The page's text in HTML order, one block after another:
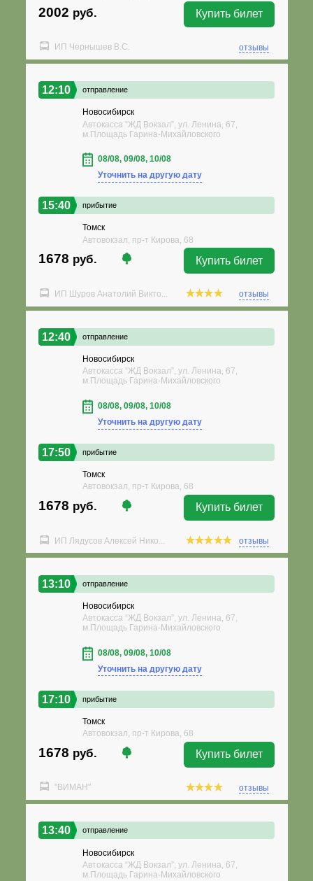
2002 руб. Купить билет
ИП Чернышев В.С. отзывы
12:10 отправление
Новосибирск
Автокасса “ЖД Вокзал”, ул. Ленина, 67,
м.Площадь Гарина-Михайловского
08/08, 09/08, 10/08
Уточнить на другую дату
15:40 прибытие
Томск
Автовокзал, пр-т Кирова, 68
1678 руб. Купить билет
ИП Шуров Анатолий Викто... отзывы
12:40 отправление
Новосибирск
Автокасса “ЖД Вокзал”, ул. Ленина, 67,
м.Площадь Гарина-Михайловского
08/08, 09/08, 10/08
Уточнить на другую дату
17:50 прибытие
Томск
Автовокзал, пр-т Кирова, 68
1678 руб. Купить билет
ИП Лядусов Алексей Нико... отзывы
13:10 отправление
Новосибирск
Автокасса “ЖД Вокзал”, ул. Ленина, 67,
м.Площадь Гарина-Михайловского
08/08, 09/08, 10/08
Уточнить на другую дату
17:10 прибытие
Томск
Автовокзал, пр-т Кирова, 68
1678 руб. Купить билет
"ВИМАН" отзывы
13:40 отправление
Новосибирск
Автокасса “ЖД Вокзал”, ул. Ленина, 67,
м.Площадь Гарина-Михайловского